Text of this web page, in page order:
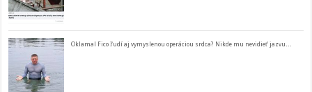
Oklamal Fico ľudí aj vymyslenou operáciou srdca? Nikde mu nevidieť jazvu…